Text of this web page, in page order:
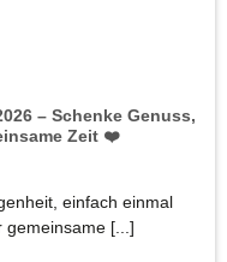
– Schenke Genuss,
Zeit ❤️
einfach einmal
gemeinsame [...]